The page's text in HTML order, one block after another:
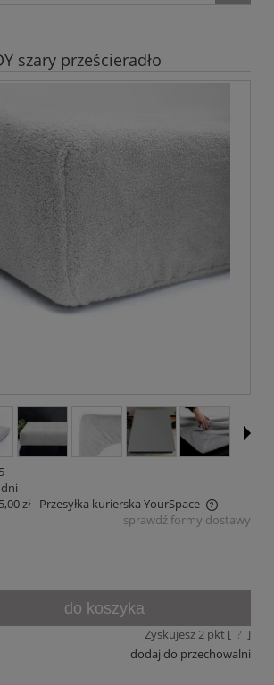
szary prześcieradło
zł- Przesyłka kurierska YourSpace
ewentualnych kosztów płatnościsprawdź formy dostawy
do koszyka
Zyskujesz2pkt [ ? ]
dodaj do przechowalni